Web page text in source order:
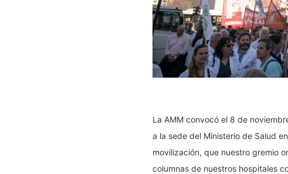
La AMM convocó el 8 de
a la sede del Ministerio de Salud
movilización, que nuestro gremio
columnas de nuestros hospitales